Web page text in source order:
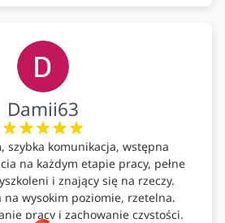
Damii63
szybka komunikacja, wstępna
na każdym etapie pracy, pełne
i znający się na rzeczy.
na wysokim poziomie, rzetelna.
pracy i zachowanie czystości.